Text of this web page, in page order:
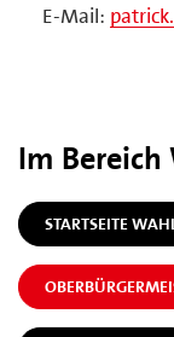
E-Mail:
Im Bereich
STARTSEITE